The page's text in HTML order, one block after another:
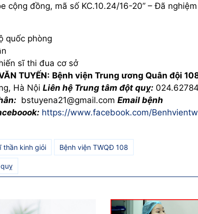
cộng đồng, mã số KC.10.24/16-20” – Đã
quốc phòng
sĩ thi đua cơ sở
TUYẾN: Bệnh viện Trung ương Quân đội
Hà Nội Liên hệ Trung tâm đột quỵ:
bstuyena21@gmail.com Email bệnh
https://www.facebook.com/
thần kinh giỏi Bệnh viện TWQĐ 108